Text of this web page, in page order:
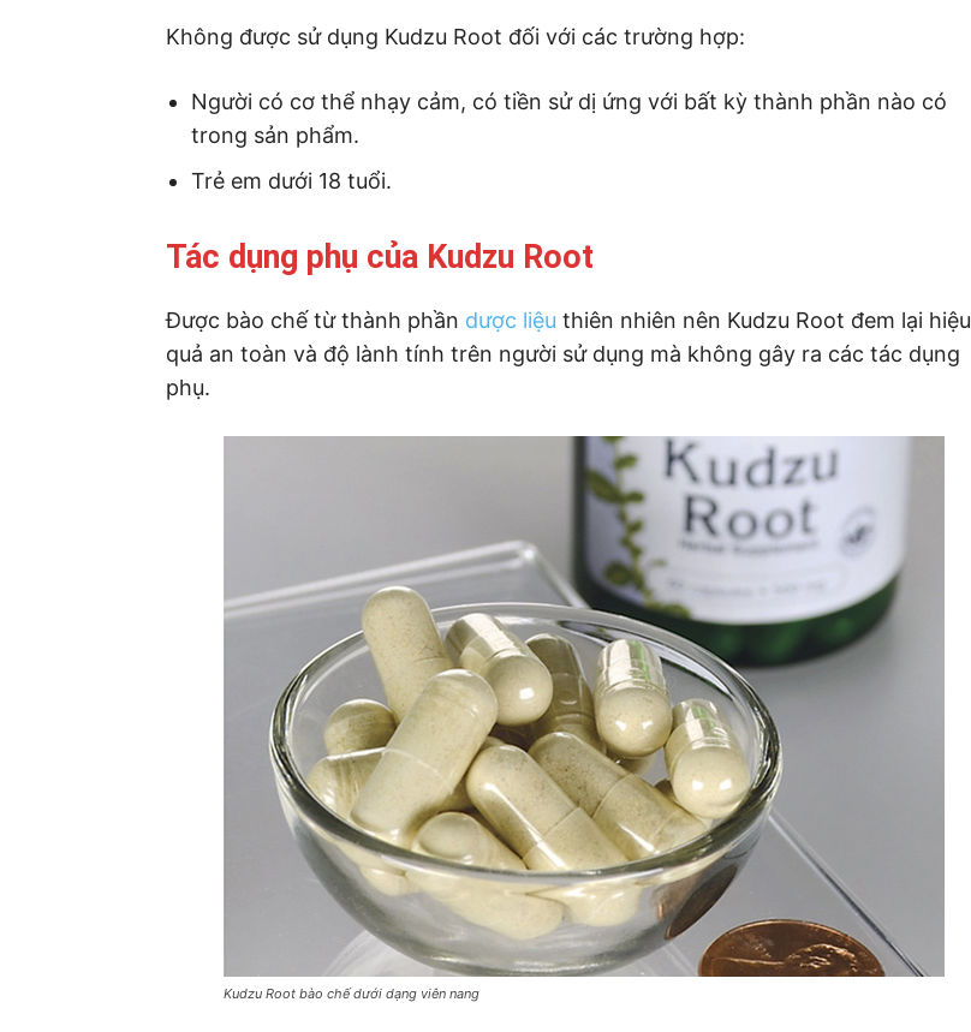
Không được sử dụng Kudzu Root đối với các trường hợp:
Người có cơ thể nhạy cảm, có tiền sử dị ứng với bất kỳ thành phần nào có
trong sản phẩm.
Trẻ em dưới 18 tuổi.
Tác dụng phụ của Kudzu Root
Được bào chế từ thành phần dược liệu thiên nhiên nên Kudzu Root đem lại hiệu
quả an toàn và độ lành tính trên người sử dụng mà không gây ra các tác dụng
phụ.
Kudzu Root bào chế dưới dạng viên nang